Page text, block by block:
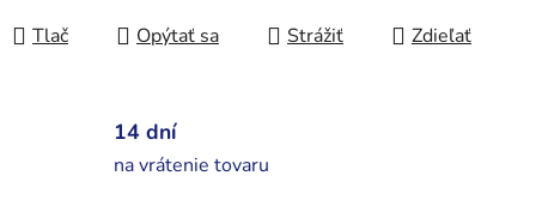
Tlač Opýtať sa Strážiť Zdieľať
14 dní
na vrátenie tovaru